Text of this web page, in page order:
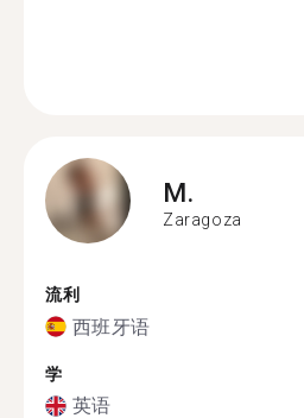
M.
Zaragoza
流利
西班牙语
学
英语